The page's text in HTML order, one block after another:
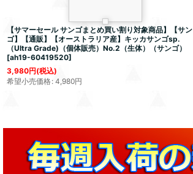
【サマーセール サンゴまとめ買い割り対象商品】【サン
ゴ】【通販】【オーストラリア産】キッカサンゴsp.
（Ultra Grade)（個体販売）No.2（生体）（サンゴ）
[ah19-60419520]
3,980円(税込)
希望小売価格: 4,980円